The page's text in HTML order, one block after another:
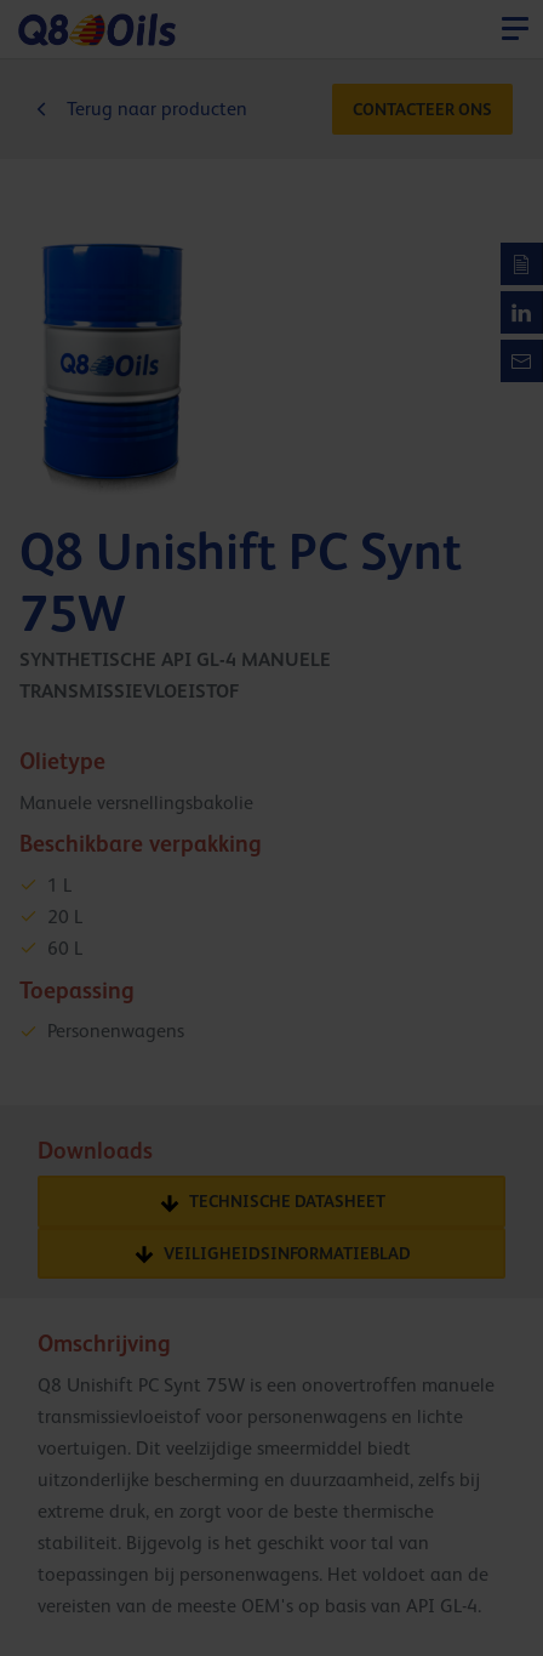
Terug naar producten CONTACTEER ONS
Q8 Unishift PC Synt
75W
SYNTHETISCHE API GL-4 MANUELE
TRANSMISSIEVLOEISTOF
Olietype
Manuele versnellingsbakolie
Beschikbare verpakking
1 L
20 L
60 L
Toepassing
Personenwagens
Downloads
TECHNISCHE DATASHEET
VEILIGHEIDSINFORMATIEBLAD
Omschrijving
Q8 Unishift PC Synt 75W is een onovertroffen manuele
transmissievloeistof voor personenwagens en lichte
voertuigen. Dit veelzijdige smeermiddel biedt
uitzonderlijke bescherming en duurzaamheid, zelfs bij
extreme druk, en zorgt voor de beste thermische
stabiliteit. Bijgevolg is het geschikt voor tal van
toepassingen bij personenwagens. Het voldoet aan de
vereisten van de meeste OEM's op basis van API GL-4.